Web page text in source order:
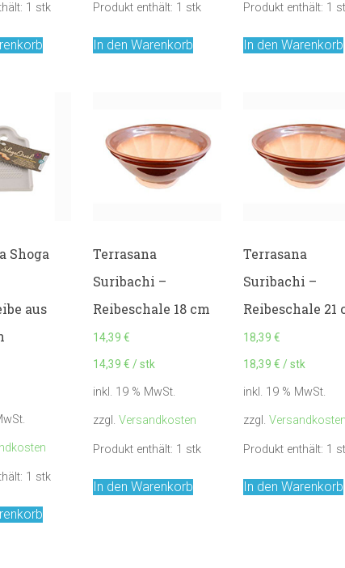
1 stk Produkt enthält: 1 stk
In den Warenkorb
Produkt enthält: 1
In den Warenkorb
Shoga
aus
1 stk
Terrasana
Suribachi –
Reibeschale 18 cm
14,39€
14,39€ /stk
inkl. 19 % MwSt.
zzgl.Versandkosten
Produkt enthält: 1 stk
In den Warenkorb
Terrasana
Suribachi –
Reibeschale 21
18,39€
18,39€ /stk
inkl. 19 % MwSt.
zzgl.Versandkosten
Produkt enthält: 1
In den Warenkorb